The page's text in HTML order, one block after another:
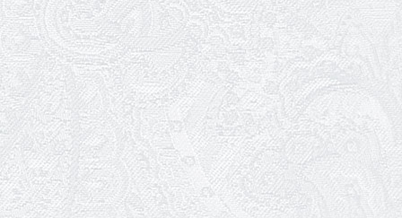
30.01.2026
Ювілей Анжеліки Кураш
27.01.2026
Зміни в репертуарі січня
24.01.2026
Ювілей Наталії Сидоренко
23.01.2026
Вітаємо з прем'єрою Віталія Платова!